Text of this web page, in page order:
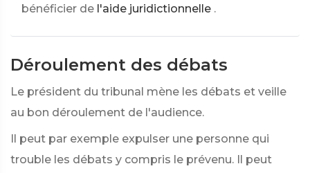
bénéficier de l'aide juridictionnelle .
Déroulement des débats
Le président du tribunal mène les débats et veille
au bon déroulement de l'audience.
Il peut par exemple expulser une personne qui
trouble les débats y compris le prévenu. Il peut